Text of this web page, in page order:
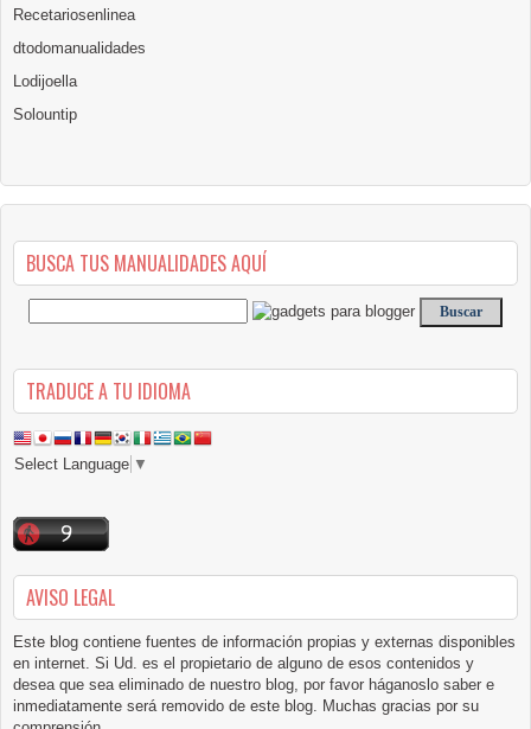
Recetariosenlinea
dtodomanualidades
Lodijoella
Solountip
BUSCA TUS MANUALIDADES AQUÍ
TRADUCE A TU IDIOMA
Select Language ▼
AVISO LEGAL
Este blog contiene fuentes de información propias y externas disponibles
en internet. Si Ud. es el propietario de alguno de esos contenidos y
desea que sea eliminado de nuestro blog, por favor háganoslo saber e
inmediatamente será removido de este blog. Muchas gracias por su